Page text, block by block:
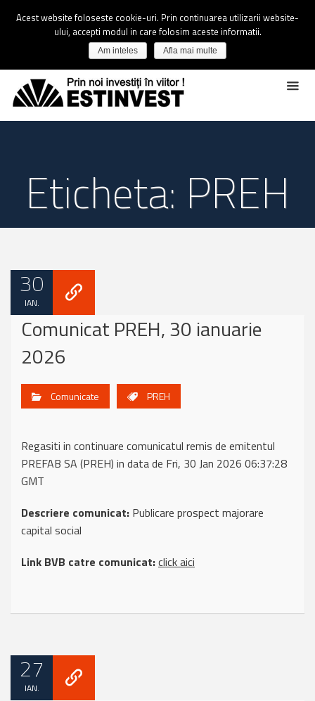
Eticheta: PREH
30
IAN.
Comunicat PREH, 30 ianuarie
2026
Comunicate PREH
Regasiti in continuare comunicatul remis de emitentul
PREFAB SA (PREH) in data de Fri, 30 Jan 2026 06:37:28
GMT
Descriere comunicat: Publicare prospect majorare
capital social
Link BVB catre comunicat:click aici
27
IAN.
Acest website foloseste cookie-uri. Prin continuarea utilizarii website-
ului, accepti modul in care folosim aceste informatii.
Am inteles Afla mai multe